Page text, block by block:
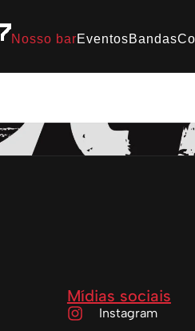
Nosso barEventosBandas
Mídias sociais
Instagram